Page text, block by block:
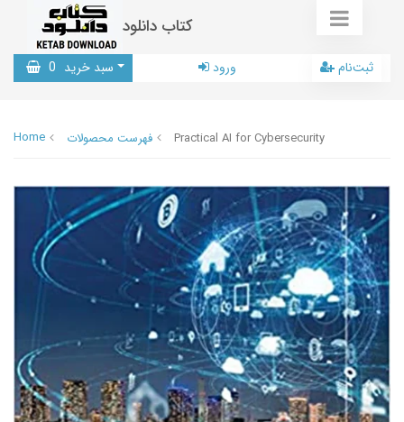
کتاب دانلود
سبد خرید 0 ورود ثبت‌نام
Home فهرست محصولات Practical AI for Cybersecurity